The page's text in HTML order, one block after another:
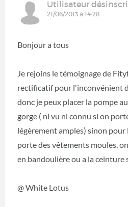
Utilisateur
21/06/2013 à 14:28
Bonjour a tous
Je rejoins le témoignage de
rectificatif pour l'inconvénient
donc je peux placer la pompe
gorge ( ni vu ni connu si on
légèrement amples) sinon pour
porte des vêtements moules,
en bandoulière ou a la ceinture
@ White Lotus